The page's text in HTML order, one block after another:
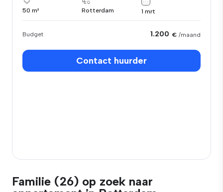
50 m² Rotterdam 1 mrt
Budget 1.200 € /maand
Contact huurder
Familie (26) op zoek naar